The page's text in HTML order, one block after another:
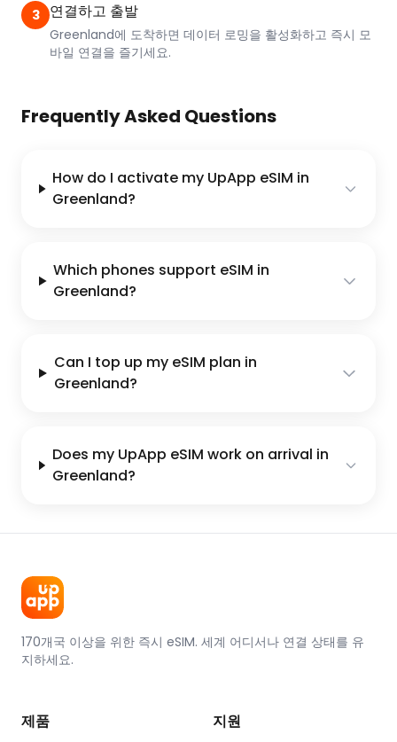
3 연결하고 출발
Greenland에 도착하면 데이터 로밍을 활성화하고 즉시 모
바일 연결을 즐기세요.
Frequently Asked Questions
How do I activate my UpApp eSIM in
Greenland?
Which phones support eSIM in
Greenland?
Can I top up my eSIM plan in
Greenland?
Does my UpApp eSIM work on arrival in
Greenland?
170개국 이상을 위한 즉시 eSIM. 세계 어디서나 연결 상태를 유
지하세요.
제품 지원